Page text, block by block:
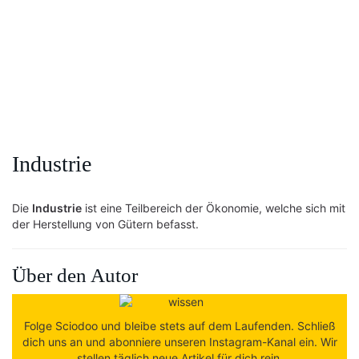
Industrie
Die Industrie ist eine Teilbereich der Ökonomie, welche sich mit
der Herstellung von Gütern befasst.
Über den Autor
Folge Sciodoo und bleibe stets auf dem Laufenden. Schließ
dich uns an und abonniere unseren Instagram-Kanal ein. Wir